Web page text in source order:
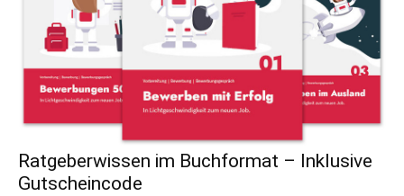
Ratgeberwissen im Buchformat – Inklusive
Gutscheincode